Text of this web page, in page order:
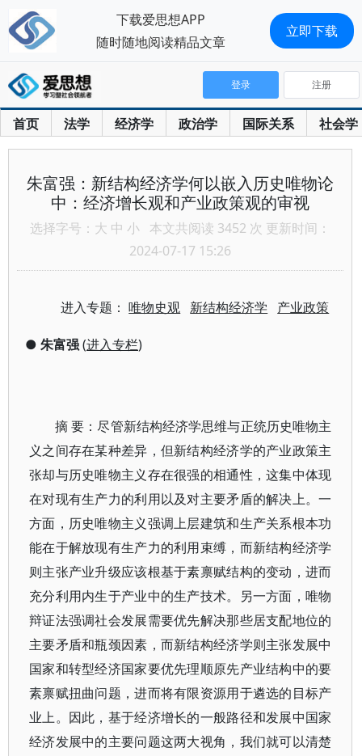
首页 法学 经济学 政治学 国际关系 社会学
登录 注册
朱富强：新结构经济学何以嵌入历史唯物论
中：经济增长观和产业政策观的审视
选择字号： 大 中 小 本文共阅读 3452 次 更新时间：
2024-07-17 15:26
进入专题：唯物史观 新结构经济学 产业政策
● 朱富强(进入专栏)
摘 要：尽管新结构经济学思维与正统历史唯物主
义之间存在某种差异，但新结构经济学的产业政策主
张却与历史唯物主义存在很强的相通性，这集中体现
在对现有生产力的利用以及对主要矛盾的解决上。一
方面，历史唯物主义强调上层建筑和生产关系根本功
能在于解放现有生产力的利用束缚，而新结构经济学
则主张产业升级应该根基于素禀赋结构的变动，进而
充分利用内生于产业中的生产技术。另一方面，唯物
辩证法强调社会发展需要优先解决那些居支配地位的
主要矛盾和瓶颈因素，而新结构经济学则主张发展中
国家和转型经济国家要优先理顺原先产业结构中的要
素禀赋扭曲问题，进而将有限资源用于遴选的目标产
业上。因此，基于经济增长的一般路径和发展中国家
经济发展中的主要问题这两大视角，我们就可以清楚
下载爱思想APP
随时随地阅读精品文章
立即下载